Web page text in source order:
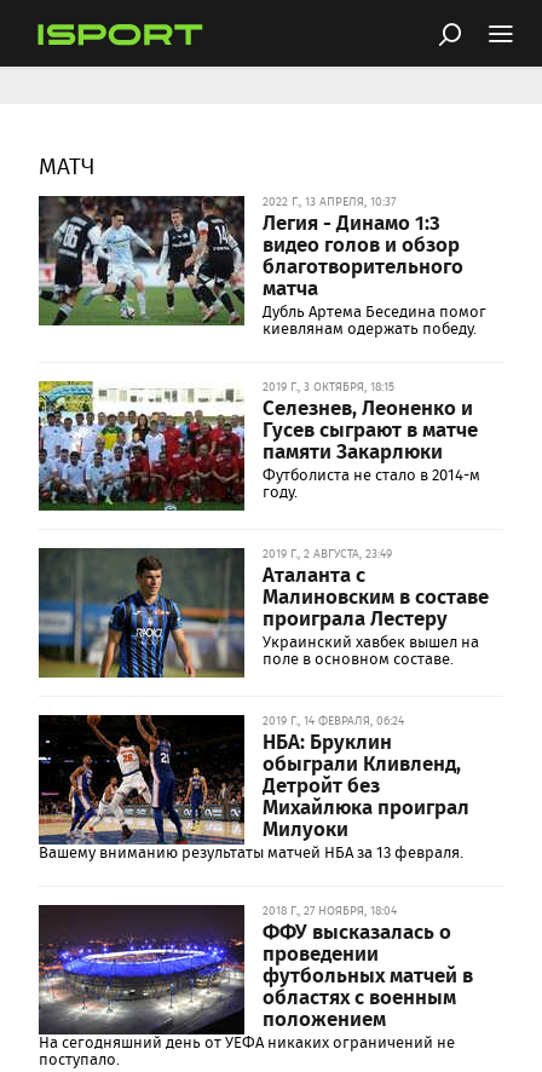
МАТЧ
2022 Г., 13 АПРЕЛЯ, 10:37
Легия - Динамо 1:3
видео голов и обзор
благотворительного
матча
Дубль Артема Беседина помог
киевлянам одержать победу.
2019 Г., 3 ОКТЯБРЯ, 18:15
Селезнев, Леоненко и
Гусев сыграют в матче
памяти Закарлюки
Футболиста не стало в 2014-м
году.
2019 Г., 2 АВГУСТА, 23:49
Аталанта с
Малиновским в составе
проиграла Лестеру
Украинский хавбек вышел на
поле в основном составе.
2019 Г., 14 ФЕВРАЛЯ, 06:24
НБА: Бруклин
обыграли Кливленд,
Детройт без
Михайлюка проиграл
Милуоки
Вашему вниманию результаты матчей НБА за 13 февраля.
2018 Г., 27 НОЯБРЯ, 18:04
ФФУ высказалась о
проведении
футбольных матчей в
областях с военным
положением
На сегодняшний день от УЕФА никаких ограничений не
поступало.